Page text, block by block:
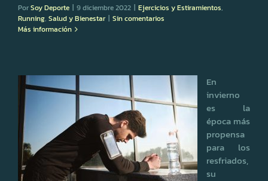
PorSoy Deporte | 9 diciembre 2022 | Ejercicios y Estiramientos,
Running, Salud y Bienestar | Sin comentarios
Más información
En
invierno
es la
época más
propensa
para los
resfriados,
su